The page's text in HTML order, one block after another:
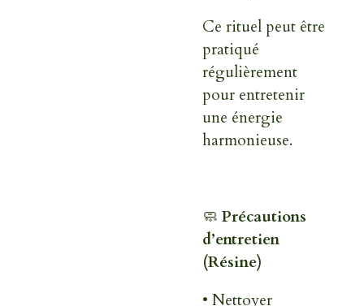
Ce rituel peut être
pratiqué
régulièrement
pour entretenir
une énergie
harmonieuse.
🧼 Précautions
d’entretien
(Résine)
• Nettoyer